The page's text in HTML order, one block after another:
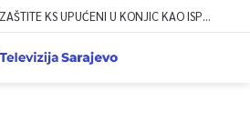
VATROGASCI CIVILNE ZAŠTITE KS UPUĆENI U KONJIC KAO ISPOMOĆ U GAŠENJU POŽARA